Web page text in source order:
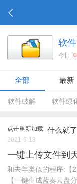
软
今日:0
全部 最新
软件破解 软件绿
点击重新加载 什么就了
2021-6-13
一键上传文件到
和去年类似的程序:【
【一键生成蓝奏云盘